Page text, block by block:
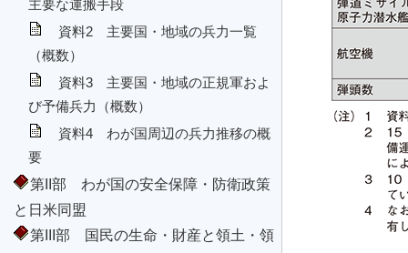
主要な運搬手段
資料2 主要国・地域の兵力一覧
（概数）
資料3 主要国・地域の正規軍およ
び予備兵力（概数）
資料4 わが国周辺の兵力推移の概
要
第II部 わが国の安全保障・防衛政策
と日米同盟
第III部 国民の生命・財産と領土・領